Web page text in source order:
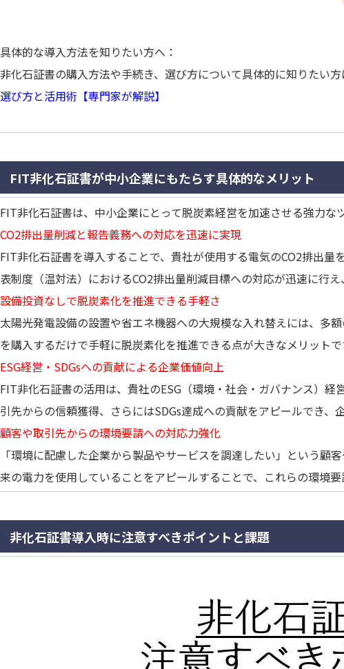
具体的な導入方法を知りたい方へ：
非化石証書の購入方法や手続き、選び方について具体的に知りたい方
選び方と活用術【専門家が解説】
FIT非化石証書が中小企業にもたらす具体的なメリット
FIT非化石証書は、中小企業にとって脱炭素経営を加速させる強力な
CO2排出量削減と報告義務への対応を迅速に実現
FIT非化石証書を導入することで、貴社が使用する電気のCO2排出
表制度（温対法）におけるCO2排出量削減目標への対応が迅速に行え
設備投資なしで脱炭素化を推進できる手軽さ
太陽光発電設備の設置や省エネ機器への大規模な入れ替えには、多
を購入するだけで手軽に脱炭素化を推進できる点が大きなメリットで
ESG経営・SDGsへの貢献による企業価値向上
FIT非化石証書の活用は、貴社のESG（環境・社会・ガバナンス）
引先からの信頼獲得、さらにはSDGs達成への貢献をアピールでき、
顧客や取引先からの環境要請への対応力強化
「環境に配慮した企業から製品やサービスを調達したい」という
来の電力を使用していることをアピールすることで、これらの環境
非化石証書導入時に注意すべきポイントと課題